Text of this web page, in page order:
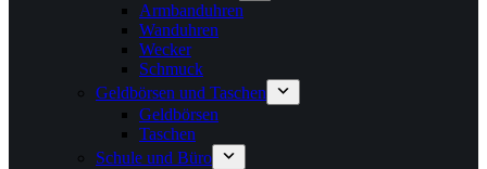
Armbanduhren
Wanduhren
Wecker
Schmuck
Geldbörsen und Taschen
Geldbörsen
Taschen
Schule und Büro